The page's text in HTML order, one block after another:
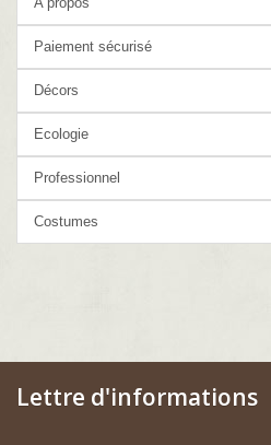
Paiement sécurisé
Décors
Ecologie
Professionnel
Costumes
Lettre d'informations